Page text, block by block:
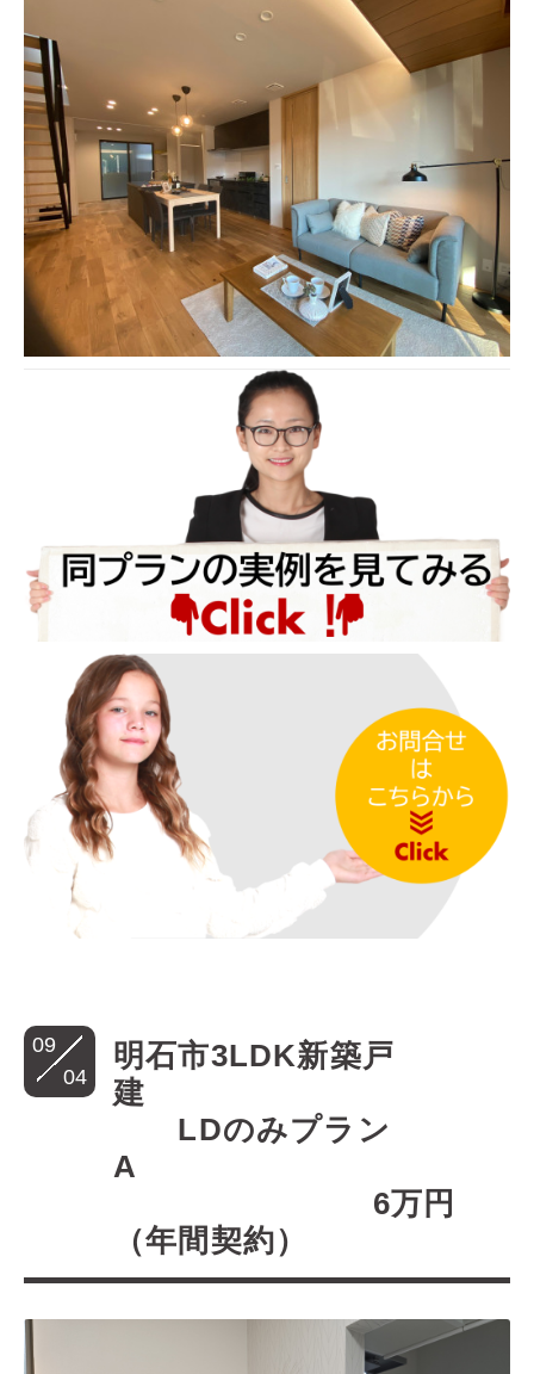
09
04
明石市3LDK新築戸
建
LDのみプラン
A
6万円
（年間契約）